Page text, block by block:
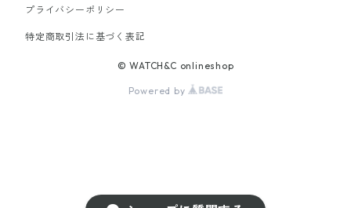
プライバシーポリシー
特定商取引法に基づく表記
© WATCH&C onlineshop
Powered by